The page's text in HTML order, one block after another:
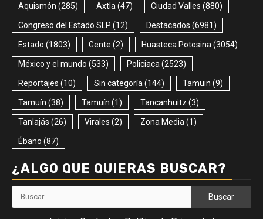
Aquismón (285) Axtla (47) Ciudad Valles (880)
Congreso del Estado SLP (12) Destacados (6981)
Estado (1803) Gente (2) Huasteca Potosina (3054)
México y el mundo (533) Policiaca (2523)
Reportajes (10) Sin categoría (144) Tamuin (9)
Tamuín (38) Tamuín (1) Tancanhuitz (3)
Tanlajás (26) Virales (2) Zona Media (1)
Ébano (87)
¿ALGO QUE QUIERAS BUSCAR?
Buscar: